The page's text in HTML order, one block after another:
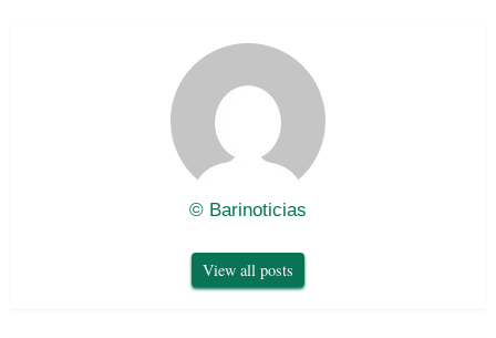
© Barinoticias
View all posts